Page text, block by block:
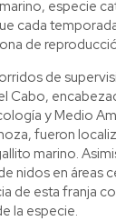
especie
cada
de
de
Cabo,
y Medio
fueron
marino.
nidos en áreas
de esta franja
la especie.